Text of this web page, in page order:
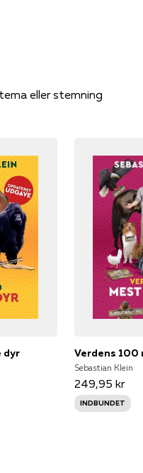
eller stemning
dyr Verdens 100
Sebastian Klein
249,95 kr
INDBUNDET